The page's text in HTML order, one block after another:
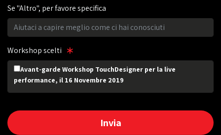
Se "Altro", per favore specifica
Workshop scelti
Avant-garde Workshop TouchDesigner per la live
performance, il 16 Novembre 2019